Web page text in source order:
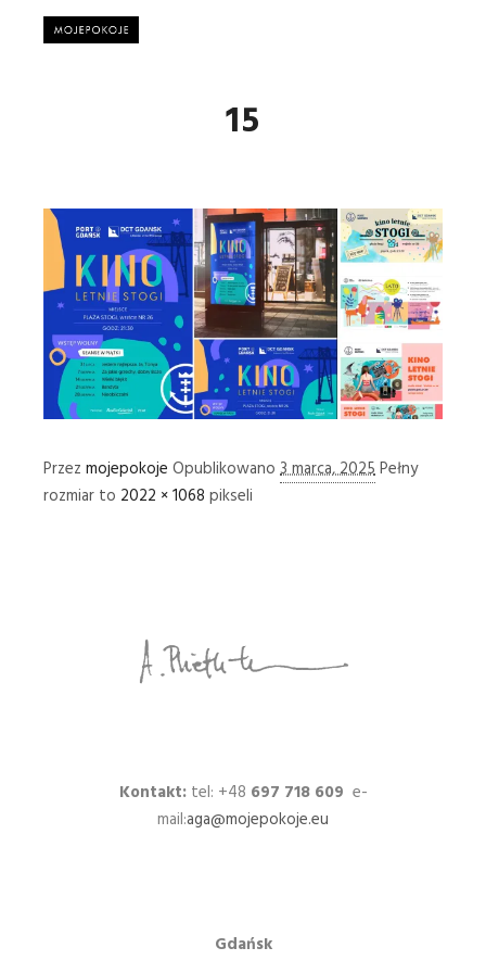
15
Przez mojepokoje Opublikowano 3 marca, 2025Pełny
rozmiar to 2022 × 1068 pikseli
Kontakt:tel: +48 697 718 609 e-
mail:aga@mojepokoje.eu
Gdańsk